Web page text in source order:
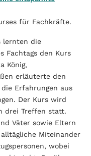
für Fachkräfte.
lernten die
Fachtags den Kurs
König,
erläuterte den
Erfahrungen aus
Der Kurs wird
drei Treffen statt.
Väter sowie Eltern
Miteinander
wobei